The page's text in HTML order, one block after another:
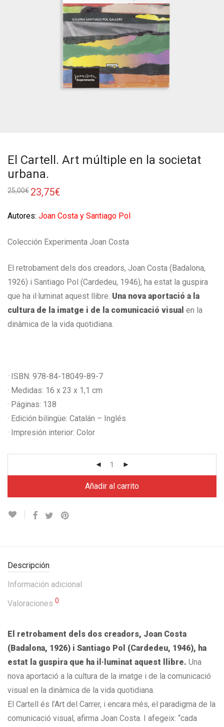
El Cartell. Art múltiple en la societat
urbana.
25,00€ 23,75€
Autores: Joan Costa y Santiago Pol
Colección Experimenta Joan Costa
El retrobament dels dos creadors, Joan Costa (Badalona,
1926) i Santiago Pol (Cardedeu, 1946), ha estat la guspira
que ha il·luminat aquest llibre. Una nova aportació a la
cultura de la imatge i de la comunicació visual en la
dinàmica de la vida quotidiana.
· ISBN: 978-84-18049-89-7
· Medidas: 16 x 23 x 1,1 cm
· Páginas: 138
· Edición bilingüe: Catalán – Inglés
· Impresión interior: Color
Añadir al carrito
Descripción
Información adicional
Valoraciones 0
El retrobament dels dos creadors, Joan Costa
(Badalona, 1926) i Santiago Pol (Cardedeu, 1946), ha
estat la guspira que ha il·luminat aquest llibre. Una
nova aportació a la cultura de la imatge i de la comunicació
visual en la dinàmica de la vida quotidiana.
El Cartell és l’Art del Carrer, i encara més, el paradigma de la
comunicació visual, afirma Joan Costa. I afegeix: “cada